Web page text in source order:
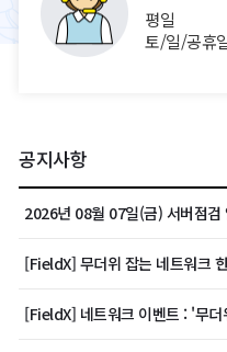
평일
토/일/공휴
공지사항
2026년 08월 07일(금) 서버점검